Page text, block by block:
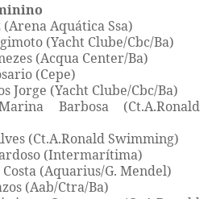
Aquática Ssa)
(Yacht Clube/Cbc/Ba)
(Acqua Center/Ba)
(Cepe)
Jorge (Yacht Clube/Cbc/Ba)
Barbosa (Ct.A.Ronald
(Ct.A.Ronald Swimming)
(Intermarítima)
(Aquarius/G. Mendel)
(Aab/Ctra/Ba)